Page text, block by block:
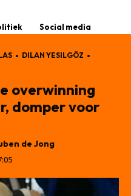
Social media
DILAN YESILGÖZ
overwinning
domper voor
de Jong